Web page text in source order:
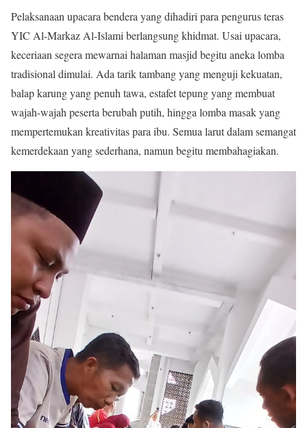
Pelaksanaan upacara bendera yang dihadiri para pengurus teras
YIC Al-Markaz Al-Islami berlangsung khidmat. Usai upacara,
keceriaan segera mewarnai halaman masjid begitu aneka lomba
tradisional dimulai. Ada tarik tambang yang menguji kekuatan,
balap karung yang penuh tawa, estafet tepung yang membuat
wajah-wajah peserta berubah putih, hingga lomba masak yang
mempertemukan kreativitas para ibu. Semua larut dalam semangat
kemerdekaan yang sederhana, namun begitu membahagiakan.